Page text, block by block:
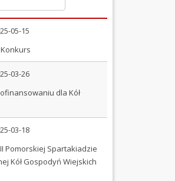
otwarcie nowej karty)
05-15
03-26
dla Kół
03-18
Pomorskiej Spartakiadzie
Kół Gospodyń Wiejskich